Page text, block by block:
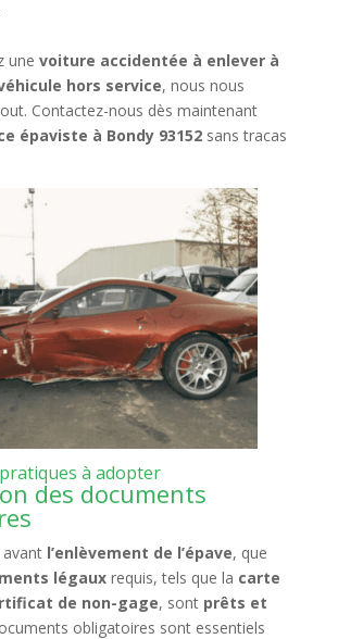
une voiture accidentée à enlever à
hors service, nous nous
Contactez-nous dès maintenant
épaviste à Bondy 93152sans tracas
à adopter
des documents
l’enlèvement de l’épave, que
légauxrequis, tels que la carte
de non-gage, sont prêts et
obligatoires sont essentiels